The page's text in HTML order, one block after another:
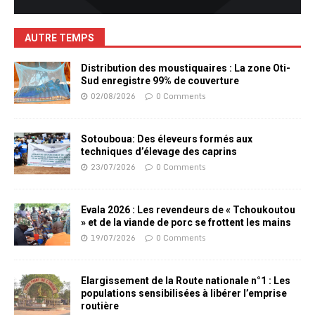
AUTRE TEMPS
Distribution des moustiquaires : La zone Oti-
Sud enregistre 99% de couverture
02/08/2026 0 Comments
Sotouboua: Des éleveurs formés aux
techniques d’élevage des caprins
23/07/2026 0 Comments
Evala 2026 : Les revendeurs de « Tchoukoutou
» et de la viande de porc se frottent les mains
19/07/2026 0 Comments
Elargissement de la Route nationale n°1 : Les
populations sensibilisées à libérer l’emprise
routière